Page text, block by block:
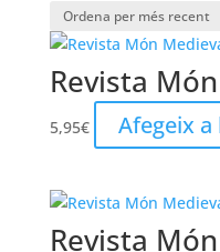
Revista
5,95€ Afegeix a
Revista